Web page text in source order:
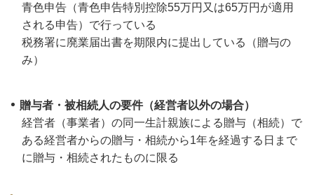
青色申告（青色申告特別控除55万円又は65万円が適用
される申告）で行っている
税務署に廃業届出書を期限内に提出している（贈与の
み）
贈与者・被相続人の要件（経営者以外の場合）
経営者（事業者）の同一生計親族による贈与（相続）で
ある経営者からの贈与・相続から1年を経過する日まで
に贈与・相続されたものに限る